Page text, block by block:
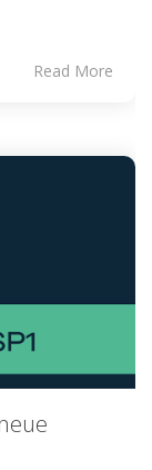
Read More